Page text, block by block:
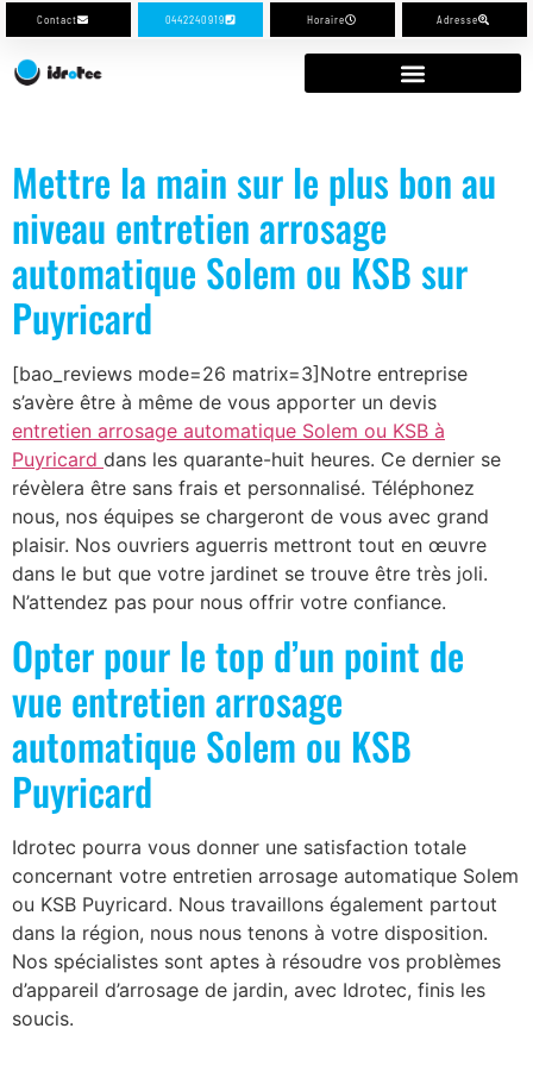
Contact 0442240919 Horaire Adresse
Mettre la main sur le plus bon au
niveau entretien arrosage
automatique Solem ou KSB sur
Puyricard
[bao_reviews mode=26 matrix=3]Notre entreprise
s’avère être à même de vous apporter un devis
entretien arrosage automatique Solem ou KSB à
Puyricard dans les quarante-huit heures. Ce dernier se
révèlera être sans frais et personnalisé. Téléphonez
nous, nos équipes se chargeront de vous avec grand
plaisir. Nos ouvriers aguerris mettront tout en œuvre
dans le but que votre jardinet se trouve être très joli.
N’attendez pas pour nous offrir votre confiance.
Opter pour le top d’un point de
vue entretien arrosage
automatique Solem ou KSB
Puyricard
Idrotec pourra vous donner une satisfaction totale
concernant votre entretien arrosage automatique Solem
ou KSB Puyricard. Nous travaillons également partout
dans la région, nous nous tenons à votre disposition.
Nos spécialistes sont aptes à résoudre vos problèmes
d’appareil d’arrosage de jardin, avec Idrotec, finis les
soucis.